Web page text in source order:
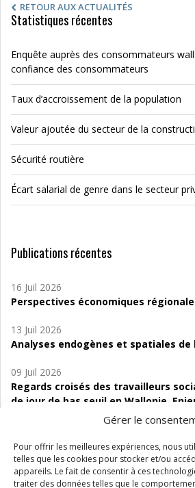
Gérer le
Pour offrir les meilleures expériences, nous
telles que les cookies pour stocker et/ou
appareils. Le fait de consentir à ces
traiter des données telles que le
RETOUR AUX ACTUALITÉS
Statistiques récentes
Enquête auprès des consommateurs
confiance des consommateurs
Taux d’accroissement de la population
Valeur ajoutée du secteur de la
Sécurité routière
Écart salarial de genre dans le secteur
Publications récentes
16 Juil 2026
Perspectives économiques
13 Juil 2026
Analyses endogènes et spatiales de
09 Juil 2026
Regards croisés des travailleurs
de jour de bas seuil en Wallonie.
06 Juil 2026
Étude d’évaluabilité des Structures
d’accompagnement à l’autocréation